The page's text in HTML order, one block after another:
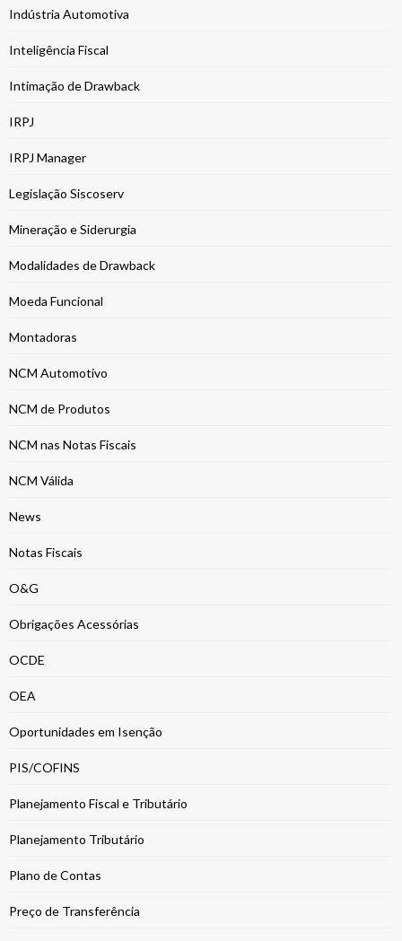
Indústria Automotiva
Inteligência Fiscal
Intimação de Drawback
IRPJ
IRPJ Manager
Legislação Siscoserv
Mineração e Siderurgia
Modalidades de Drawback
Moeda Funcional
Montadoras
NCM Automotivo
NCM de Produtos
NCM nas Notas Fiscais
NCM Válida
News
Notas Fiscais
O&G
Obrigações Acessórias
OCDE
OEA
Oportunidades em Isenção
PIS/COFINS
Planejamento Fiscal e Tributário
Planejamento Tributário
Plano de Contas
Preço de Transferência